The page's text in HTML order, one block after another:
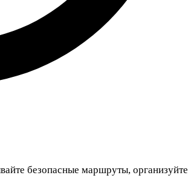
безопасные маршруты, организуйте